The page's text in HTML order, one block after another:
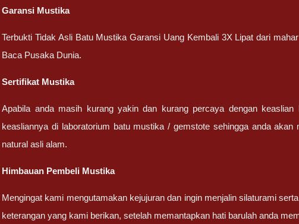
Garansi Mustika
Terbukti Tidak Asli Batu Mustika Garansi Uang Kembali 3X Lipat dari
Baca Pusaka Dunia.
Sertifikat Mustika
Apabila anda masih kurang yakin dan kurang percaya dengan
keasliannya di laboratorium batu mustika / gemstote sehingga anda
natural asli alam.
Himbauan Pembeli Mustika
Mengingat kami mengutamakan kejujuran dan ingin menjalin silaturami
keterangan yang kami berikan, setelah memantapkan hati barulah anda